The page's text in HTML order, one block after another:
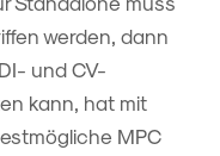
werden, dann
und CV-
kann, hat mit
MPC